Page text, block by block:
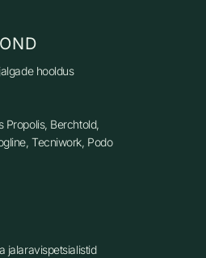
hooldus
Propolis, Berchtold,
Tecniwork, Podo
jalaravispetsialistid